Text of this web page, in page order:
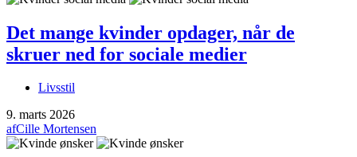
Det mange kvinder opdager, når de
skruer ned for sociale medier
Livsstil
9. marts 2026
afCille Mortensen